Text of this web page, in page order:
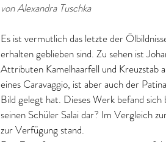
von Alexandra Tuschka
Es ist vermutlich das letzte der
erhalten geblieben sind. Zu sehen ist
Attributen Kamelhaarfell und Kreuzstab
eines Caravaggio, ist aber auch der
Bild gelegt hat. Dieses Werk befand
seinen Schüler Salai dar? Im Vergleich
zur Verfügung stand.